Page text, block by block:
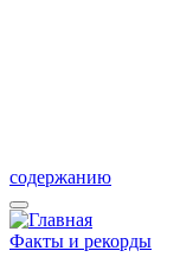
содержанию
Факты и рекорды